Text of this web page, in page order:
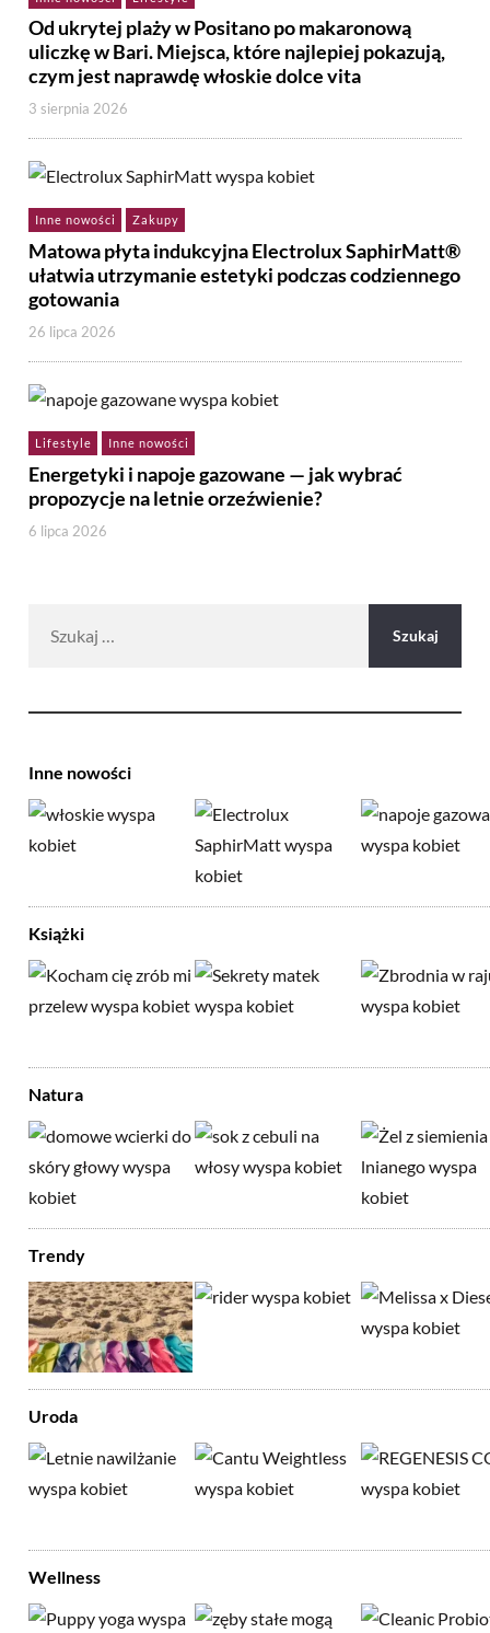
Od ukrytej plaży w Positano po makaronową
uliczkę w Bari. Miejsca, które najlepiej pokazują,
czym jest naprawdę włoskie dolce vita
3 sierpnia 2026
Inne nowości Zakupy
Matowa płyta indukcyjna Electrolux SaphirMatt®
ułatwia utrzymanie estetyki podczas codziennego
gotowania
26 lipca 2026
Lifestyle Inne nowości
Energetyki i napoje gazowane — jak wybrać
propozycje na letnie orzeźwienie?
6 lipca 2026
Inne nowości
Książki
Natura
Trendy
Uroda
Wellness